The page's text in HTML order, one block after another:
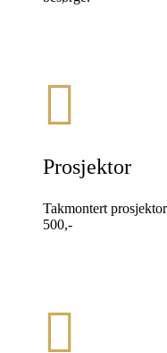
Prosjektor
Takmontert
500,-